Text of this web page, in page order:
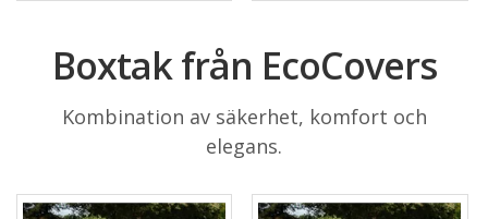
Boxtak från EcoCovers
Kombination av säkerhet, komfort och
elegans.